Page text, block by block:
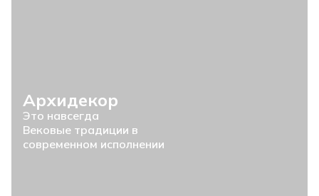
Архидекор
Это навсегда
Вековые традиции в
современном исполнении